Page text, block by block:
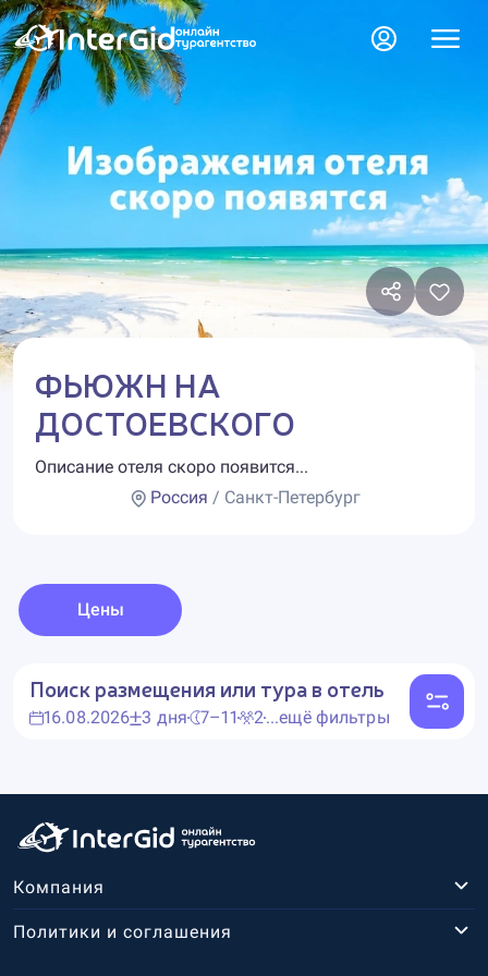
ФЬЮЖН НА
ДОСТОЕВСКОГО
Описание отеля скоро появится...
Россия / Санкт-Петербург
Цены
Поиск размещения или тура в отель
16.08.2026 3 дня 7–11 2...ещё фильтры
Компания
Политики и соглашения